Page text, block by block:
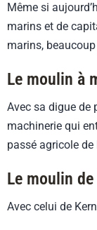
Même si
marins et de
marins,
Le moulin à
Avec sa digue de
machinerie qui
passé agricole
Le moulin
Avec celui de